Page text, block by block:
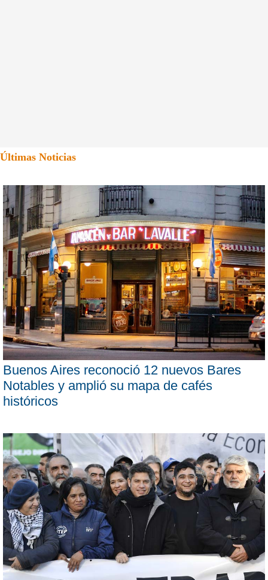
Últimas Noticias
Buenos Aires reconoció 12 nuevos Bares
Notables y amplió su mapa de cafés
históricos